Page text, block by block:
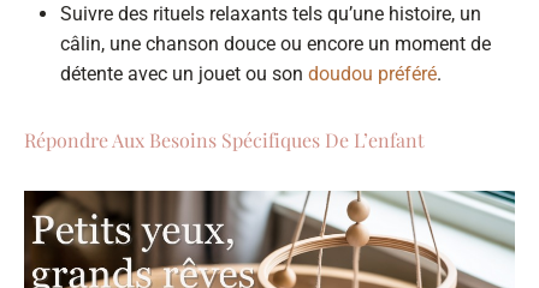
Suivre des rituels relaxants tels qu’une histoire, un
câlin, une chanson douce ou encore un moment de
détente avec un jouet ou son doudou préféré.
Répondre Aux Besoins Spécifiques De L’enfant